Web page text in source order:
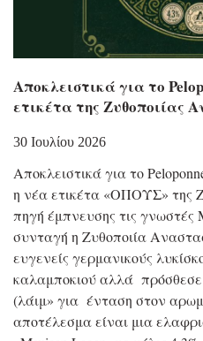
Αποκλειστικά για το
ετικέτα της Ζυθοποιίας
30 Ιουλίου 2026
Αποκλειστικά για το
η νέα ετικέτα «ΟΠΟΥΣ» της
πηγή έμπνευσης τις γνωστές
συνταγή η Ζυθοποιία
ευγενείς γερμανικούς
καλαμποκιού αλλά
(λάιμ» για ένταση στον
αποτέλεσμα είναι μια